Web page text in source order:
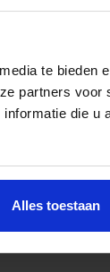
te bieden
partners voor
die u
Alles toestaan
Gordijnstof